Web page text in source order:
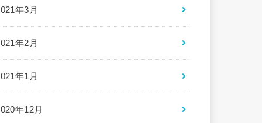
年3月
年2月
年1月
年12月